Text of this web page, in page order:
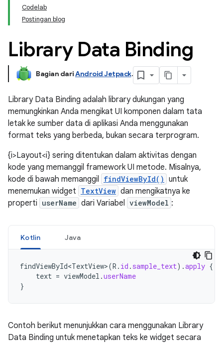
Codelab
Postingan blog
Library Data Binding
Bagian dariAndroid Jetpack.
Library Data Binding adalah library dukungan yang
memungkinkan Anda mengikat UI komponen dalam tata
letak ke sumber data di aplikasi Anda menggunakan
format teks yang berbeda, bukan secara terprogram.
{i>Layout<i} sering ditentukan dalam aktivitas dengan
kode yang memanggil framework UI metode. Misalnya,
kode di bawah memanggil findViewById() untuk
menemukan widget TextView dan mengikatnya ke
properti userName dari Variabel viewModel :
Kotlin Java
findViewById<TextView>(R . id . sample_text).apply {
text = viewModel .userName
}
Contoh berikut menunjukkan cara menggunakan Library
Data Binding untuk menetapkan teks ke widget secara